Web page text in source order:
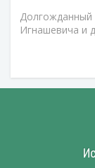
Долгожданный
Игнашевича и